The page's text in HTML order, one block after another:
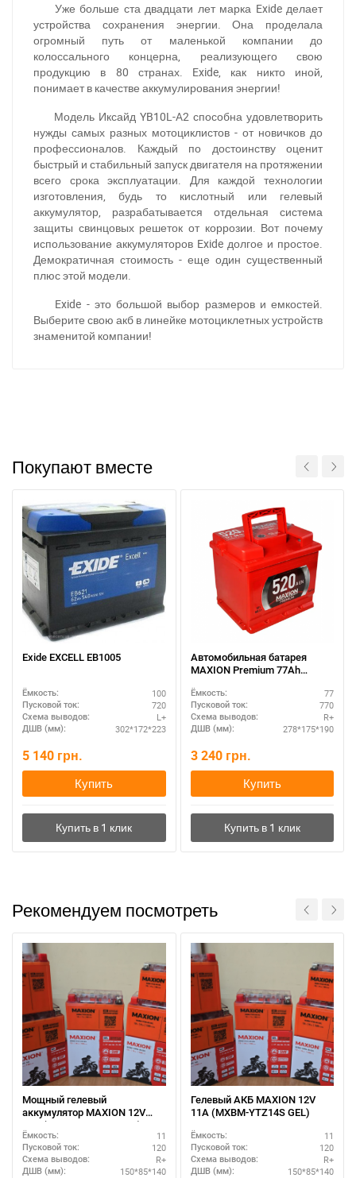
Уже больше ста двадцати лет марка Exide делает
устройства сохранения энергии. Она проделала
огромный путь от маленькой компании до
колоссального концерна, реализующего свою
продукцию в 80 странах. Exide, как никто иной,
понимает в качестве аккумулирования энергии!
Модель Иксайд YB10L-A2 способна удовлетворить
нужды самых разных мотоциклистов - от новичков до
профессионалов. Каждый по достоинству оценит
быстрый и стабильный запуск двигателя на протяжении
всего срока эксплуатации. Для каждой технологии
изготовления, будь то кислотный или гелевый
аккумулятор, разрабатывается отдельная система
защиты свинцовых решеток от коррозии. Вот почему
использование аккумуляторов Exide долгое и простое.
Демократичная стоимость - еще один существенный
плюс этой модели.
Exide - это большой выбор размеров и емкостей.
Выберите свою акб в линейке мотоциклетных устройств
знаменитой компании!
Покупают вместе
Exide EXCELL EB1005
Ёмкость: 100
Пусковой ток: 720
Схема выводов: L+
ДШВ (мм): 302*172*223
5 140 грн.
Купить
Автомобильная батарея
MAXION Premium 77Ah
пластины
Ёмкость: 77
Пусковой ток: 770
Схема выводов: R+
ДШВ (мм): 278*175*190
3 240 грн.
Купить
Рекомендуем посмотреть
Мощный гелевый
аккумулятор MAXION 12V
11A (MXBM-YTZ12S GEL)
Ёмкость: 11
Пусковой ток: 120
Схема выводов: R+
ДШВ (мм): 150*85*140
Гелевый АКБ MAXION 12V
11A (MXBM-YTZ14S GEL)
Ёмкость: 11
Пусковой ток: 120
Схема выводов: R+
ДШВ (мм): 150*85*140